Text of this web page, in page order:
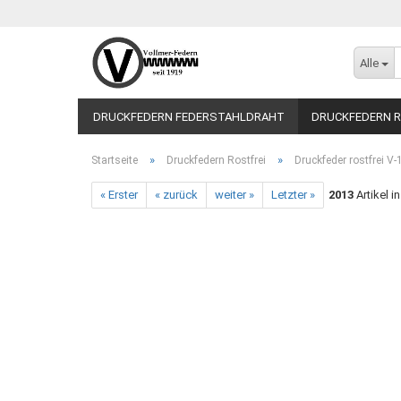
Alle
DRUCKFEDERN FEDERSTAHLDRAHT DRUCKFEDERN
Startseite » Druckfedern Rostfrei » Druckfeder rostfrei
« Erster « zurück weiter » Letzter » 2013 Artikel